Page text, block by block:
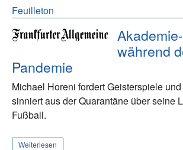
Feuilleton
während
Pandemie
Michael Horeni fordert Geisterspiele
sinniert aus der Quarantäne über seine
Fußball.
Weiterlesen